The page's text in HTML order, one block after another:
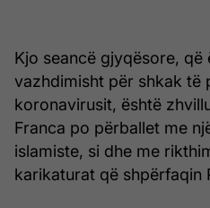
Kjo seancë gjyqësore, që
vazhdimisht për shkak të
koronavirusit, është
Franca po përballet me
islamiste, si dhe me
karikaturat që shpërfaqin